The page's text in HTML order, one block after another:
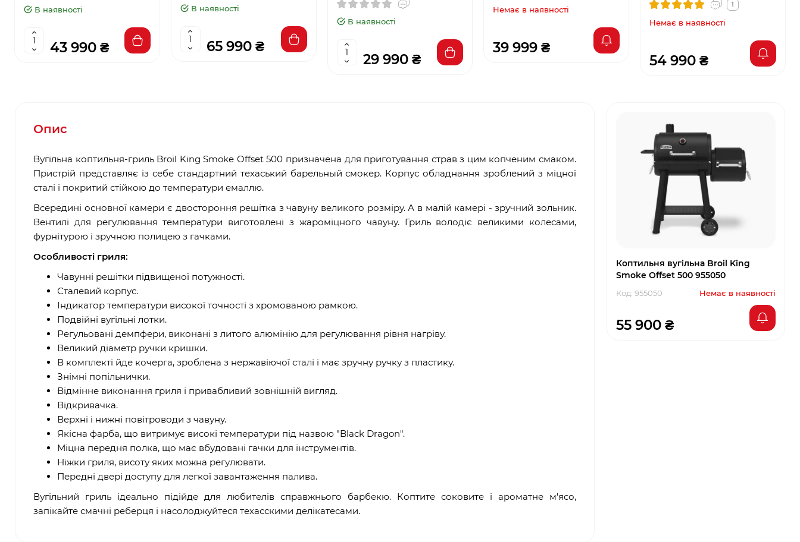
В наявності
43 990 ₴
В наявності
65 990 ₴
В наявності
29 990 ₴
Немає в наявності
39 999 ₴
1
Немає в наявності
54 990 ₴
Опис
Вугільна коптильня-гриль Broil King Smoke Offset 500 призначена для приготування страв з цим копченим смаком.
Пристрій представляє із себе стандартний техаський барельный смокер. Корпус обладнання зроблений з міцної
сталі і покритий стійкою до температури емаллю.
Всередині основної камери є двостороння решітка з чавуну великого розміру. А в малій камері - зручний зольник.
Вентилі для регулювання температури виготовлені з жароміцного чавуну. Гриль володіє великими колесами,
фурнітурою і зручною полицею з гачками.
Особливості гриля:
Чавунні решітки підвищеної потужності.
Сталевий корпус.
Індикатор температури високої точності з хромованою рамкою.
Подвійні вугільні лотки.
Регульовані демпфери, виконані з литого алюмінію для регулювання рівня нагріву.
Великий діаметр ручки кришки.
В комплекті йде кочерга, зроблена з нержавіючої сталі і має зручну ручку з пластику.
Знімні попільнички.
Відмінне виконання гриля і привабливий зовнішній вигляд.
Відкривачка.
Верхні і нижні повітроводи з чавуну.
Якісна фарба, що витримує високі температури під назвою "Black Dragon".
Міцна передня полка, що має вбудовані гачки для інструментів.
Ніжки гриля, висоту яких можна регулювати.
Передні двері доступу для легкої завантаження палива.
Вугільний гриль ідеально підійде для любителів справжнього барбекю. Коптите соковите і ароматне м'ясо,
запікайте смачні реберця і насолоджуйтеся техасскими делікатесами.
Коптильня вугільна Broil King
Smoke Offset 500 955050
Код: 955050 Немає в наявності
55 900 ₴